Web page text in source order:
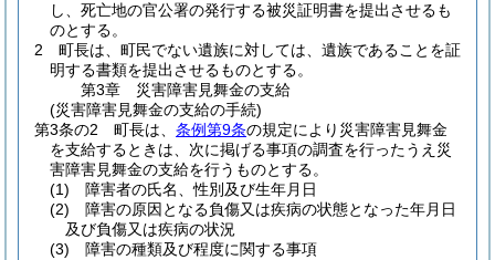
し、死亡地の官公署の発行する被災証明書を提出させるも
のとする。
2
町長は、町民でない遺族に対しては、遺族であることを証
明する書類を提出させるものとする。
第3章
災害障害見舞金の支給
(災害障害見舞金の支給の手続)
第3条の2
町長は、 条例第9条の規定により災害障害見舞金
を支給するときは、次に掲げる事項の調査を行ったうえ災
害障害見舞金の支給を行うものとする。
(1)
障害者の氏名、性別及び生年月日
(2)
障害の原因となる負傷又は疾病の状態となった年月日
及び負傷又は疾病の状況
(3)
障害の種類及び程度に関する事項